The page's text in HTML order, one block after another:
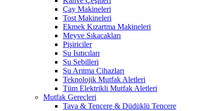
Çay Makineleri
Tost Makineleri
Ekmek Kızartma Makineleri
Meyve Sıkacakları
Pişiriciler
Su Isıtıcıları
Su Sebilleri
Su Arıtma Cihazları
Teknolojik Mutfak Aletleri
Tüm Elektrikli Mutfak Aletleri
Mutfak Gereçleri
Tava & Tencere & Düdüklü Tencere